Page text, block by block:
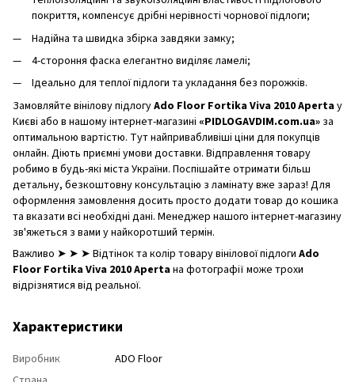
покриття, компенсує дрібні нерівності чорнової підлоги;
Надійна та швидка збірка завдяки замку;
4-стороння фаска елегантно виділяє ламелі;
Ідеально для теплої підлоги та укладання без порожків.
Замовляйте вінілову підлогуAdo Floor Fortika Viva 2010 Apertaу
Києві або в нашому інтернет-магазині «PIDLOGAVDIM.com.ua» за
оптимальною вартістю. Тут найпривабливіші ціни для покупців
онлайн. Діють приємні умови доставки. Відправлення товару
робимо в будь-які міста України. Поспішайте отримати більш
детальну, безкоштовну консультацію з ламінату вже зараз! Для
оформлення замовлення досить просто додати товар до кошика
та вказати всі необхідні дані. Менеджер нашого інтернет-магазину
зв'яжеться з вами у найкоротший термін.
Важливо ➤ ➤ ➤ Відтінок та колір товару вінілової підлоги Ado
Floor Fortika Viva 2010 Apertaна фотографії може трохи
відрізнятися від реальної.
Характеристики
Виробник
ADO Floor